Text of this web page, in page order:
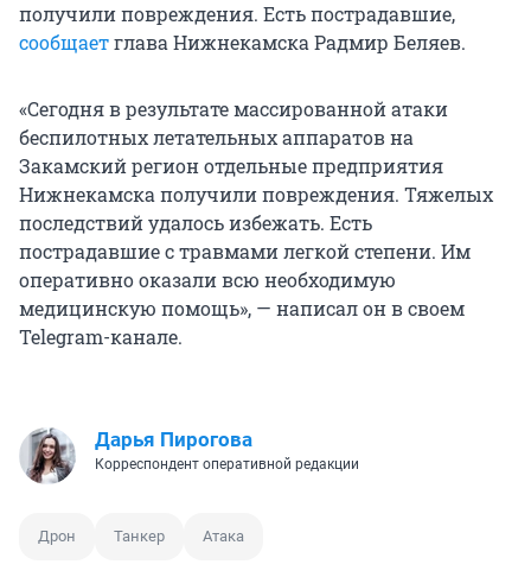
получили повреждения. Есть пострадавшие,
сообщаетглава Нижнекамска Радмир Беляев.
«Сегодня в результате массированной атаки
беспилотных летательных аппаратов на
Закамский регион отдельные предприятия
Нижнекамска получили повреждения. Тяжелых
последствий удалось избежать. Есть
пострадавшие с травмами легкой степени. Им
оперативно оказали всю необходимую
медицинскую помощь», — написал он в своем
Telegram-канале.
Дарья Пирогова
Корреспондент оперативной редакции
Дрон Танкер Атака